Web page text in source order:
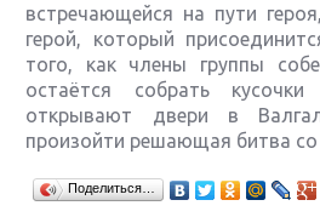
встречающейся на пути
герой, который
того, как члены группы
остаётся собрать
открывают двери в
произойти решающая битва
Поделиться…
Крупнейшие релизы мая:
Sony